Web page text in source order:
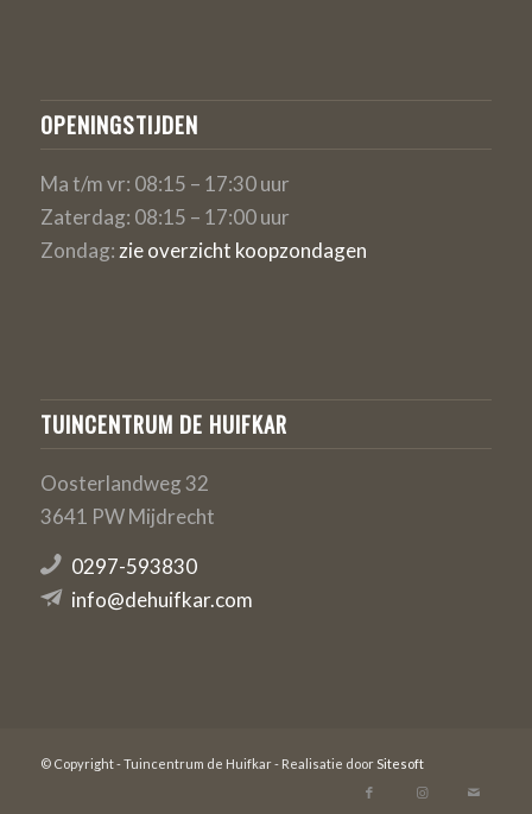
OPENINGSTIJDEN
Ma t/m vr: 08:15 – 17:30 uur
Zaterdag: 08:15 – 17:00 uur
Zondag:zie overzicht koopzondagen
TUINCENTRUM DE HUIFKAR
Oosterlandweg 32
3641 PW Mijdrecht
0297-593830
info@dehuifkar.com
© Copyright - Tuincentrum de Huifkar - Realisatie door Sitesoft